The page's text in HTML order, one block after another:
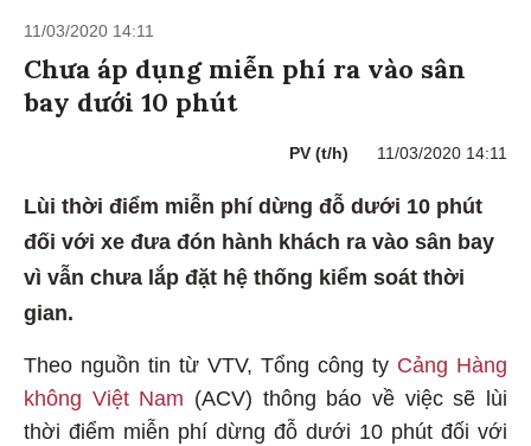
11/03/2020 14:11
Chưa áp dụng miễn phí ra vào sân
bay dưới 10 phút
PV (t/h) 11/03/2020 14:11
Lùi thời điểm miễn phí dừng đỗ dưới 10 phút
đối với xe đưa đón hành khách ra vào sân bay
vì vẫn chưa lắp đặt hệ thống kiểm soát thời
gian.
Theo nguồn tin từ VTV, Tổng công ty Cảng Hàng
không Việt Nam (ACV) thông báo về việc sẽ lùi
thời điểm miễn phí dừng đỗ dưới 10 phút đối với